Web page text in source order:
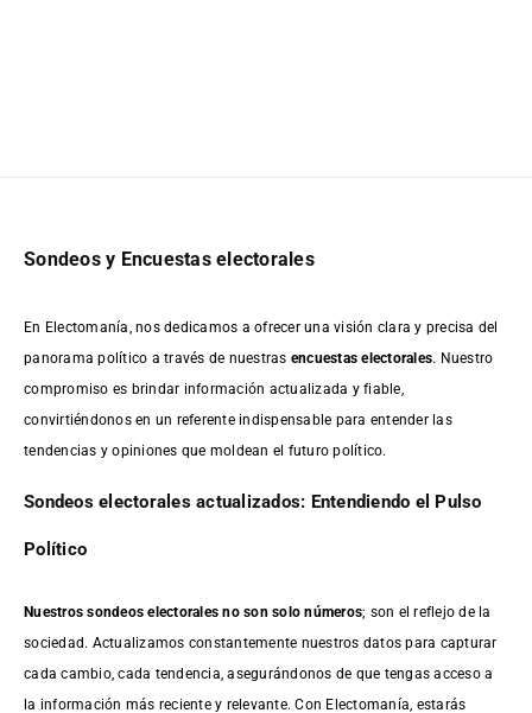
Sondeos y Encuestas electorales
En Electomanía, nos dedicamos a ofrecer una visión clara y precisa del
panorama político a través de nuestras encuestas electorales. Nuestro
compromiso es brindar información actualizada y fiable,
convirtiéndonos en un referente indispensable para entender las
tendencias y opiniones que moldean el futuro político.
Sondeos electorales actualizados: Entendiendo el Pulso
Político
Nuestros sondeos electorales no son solo números; son el reflejo de la
sociedad. Actualizamos constantemente nuestros datos para capturar
cada cambio, cada tendencia, asegurándonos de que tengas acceso a
la información más reciente y relevante. Con Electomanía, estarás